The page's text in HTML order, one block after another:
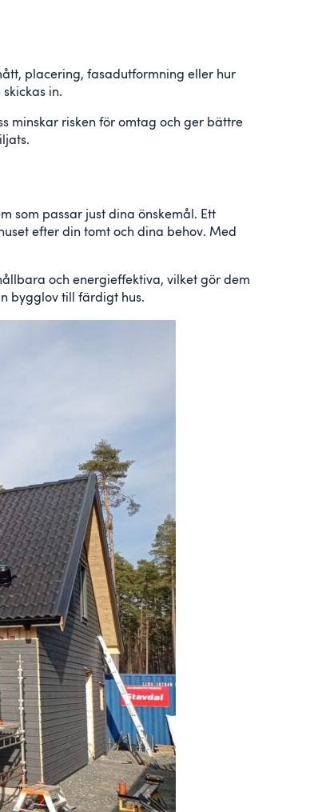
placering, fasadutformning eller hur
in.
minskar risken för omtag och ger bättre
som passar just dina önskemål. Ett
efter din tomt och dina behov. Med
och energieffektiva, vilket gör dem
bygglov till färdigt hus.